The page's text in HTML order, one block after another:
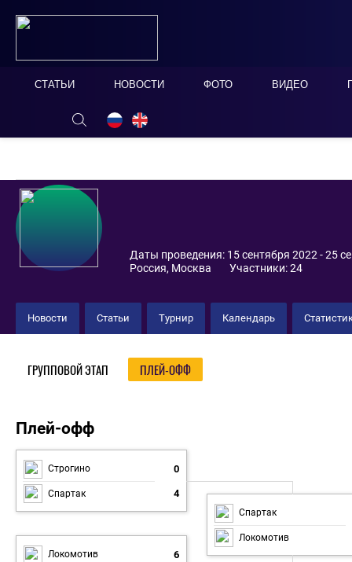
СТАТЬИ НОВОСТИ ФОТО ВИДЕО
ОНЛАЙН ТАБЛО СКРЫТЬ
2022 PARI Кубок России
Новости Статьи Турнир Календарь
ГРУППОВОЙ ЭТАП ПЛЕЙ-ОФФ
Плей-офф
Строгино 0
Спартак 4
Локомотив 6
Спартак
Локомотив